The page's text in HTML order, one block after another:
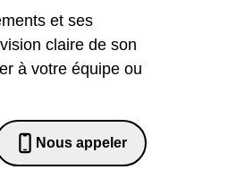
et ses
claire de son
à votre équipe ou
Nous appeler
0652698481